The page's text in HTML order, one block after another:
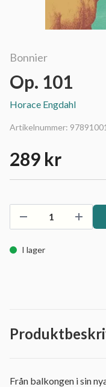
Bonnier
Op. 101
Horace Engdahl
Artikelnummer:
289 kr
I lager
Från balkongen i sin